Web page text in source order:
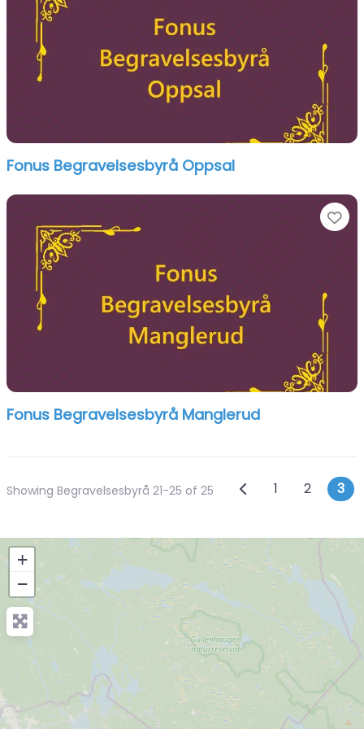
Fonus Begravelsesbyrå Oppsal
Fonus Begravelsesbyrå Manglerud
Showing Begravelsesbyrå 21-25 of 25 Posts
Newer posts
1 2 3
+
−